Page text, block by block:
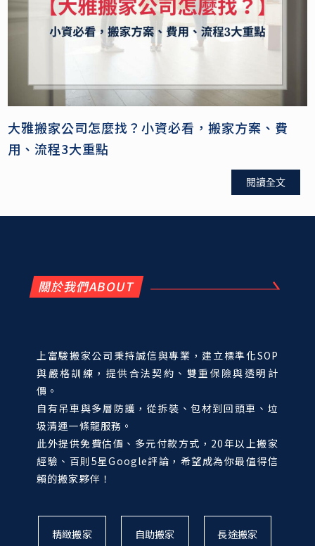
大雅搬家公司怎麼找？小資必看，搬家方案、費
用、流程3大重點
閱讀全文
關於我們ABOUT
上富駿搬家公司秉持誠信與專業，建立標準化SOP
與嚴格訓練，提供合法契約、雙重保險與透明計
價。
自有吊車與多層防護，從拆裝、包材到回頭車、垃
圾清運一條龍服務。
此外提供免費估價、多元付款方式，20年以上搬家
經驗、百則5星Google評論，希望成為你最值得信
賴的搬家夥伴！
精緻搬家 自助搬家 長途搬家